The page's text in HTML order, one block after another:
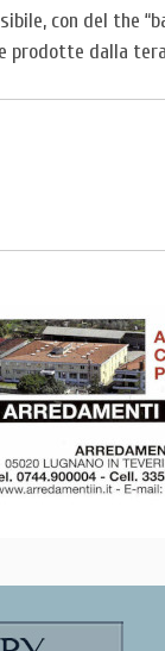
con del the
prodotte dalla